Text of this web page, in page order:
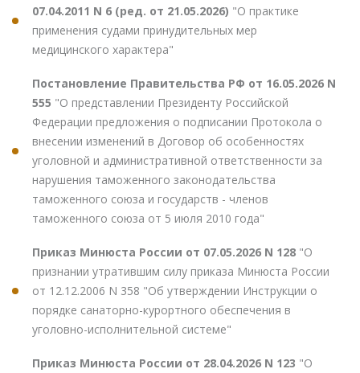
07.04.2011 N 6 (ред. от 21.05.2026) "О практике
применения судами принудительных мер
медицинского характера"
Постановление Правительства РФ от 16.05.2026 N
555 "О представлении Президенту Российской
Федерации предложения о подписании Протокола о
внесении изменений в Договор об особенностях
уголовной и административной ответственности за
нарушения таможенного законодательства
таможенного союза и государств - членов
таможенного союза от 5 июля 2010 года"
Приказ Минюста России от 07.05.2026 N 128 "О
признании утратившим силу приказа Минюста России
от 12.12.2006 N 358 "Об утверждении Инструкции о
порядке санаторно-курортного обеспечения в
уголовно-исполнительной системе"
Приказ Минюста России от 28.04.2026 N 123 "О